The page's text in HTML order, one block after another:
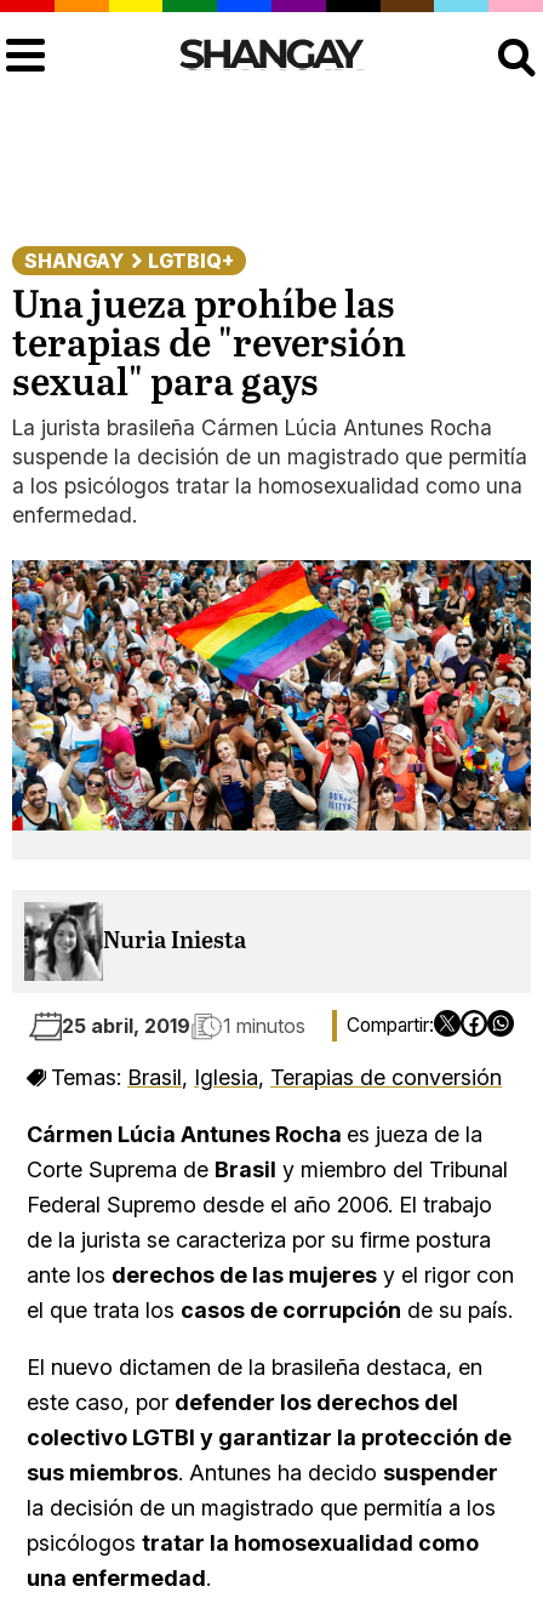
SHANGAY LGTBIQ+
Una jueza prohíbe las
terapias de "reversión
sexual" para gays
La jurista brasileña Cármen Lúcia Antunes Rocha
suspende la decisión de un magistrado que permitía
a los psicólogos tratar la homosexualidad como una
enfermedad.
Nuria Iniesta
25 abril, 2019 1 minutos
Temas: Brasil, Iglesia, Terapias de conversión
Cármen Lúcia Antunes Rocha es jueza de la
Corte Suprema de Brasil y miembro del Tribunal
Federal Supremo desde el año 2006. El trabajo
de la jurista se caracteriza por su firme postura
ante los derechos de las mujeres y el rigor con
el que trata los casos de corrupción de su país.
El nuevo dictamen de la brasileña destaca, en
este caso, por defender los derechos del
colectivo LGTBI y garantizar la protección de
sus miembros. Antunes ha decido suspender
la decisión de un magistrado que permitía a los
psicólogos tratar la homosexualidad como
una enfermedad.